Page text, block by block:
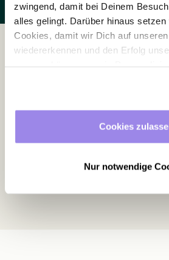
zwingend, damit bei Deinem
alles gelingt. Darüber hinaus
Cookies, damit wir Dich auf
wiedererkennen und den Erfolg
außerhalb unserer Webseite. Du
später noch – festlegen, welche
Cookies
Nur notwendige